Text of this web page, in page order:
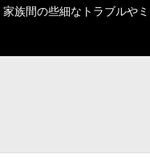
族間の些細なトラブルや
係だった。一方、クラス